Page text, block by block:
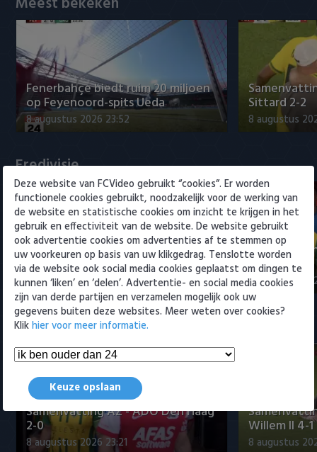
Vitesse
VVV Venlo
Willem II
Fenerbahçe biedt ruim 20 miljoen
op Feyenoord-spits Ueda
8 augustus 2026 23:52
Sittard 2-2
8 augustus
Eredivisie
Fenerbahçe biedt ruim 20 miljoen
op Feyenoord-spits Ueda
8 augustus 2026 23:52
2-0
8 augustus
Samenvattingen Eredivisie
Samenvatting AZ - ADO Den Haag
2-0
8 augustus 2026 23:21
Willem II 4-1
8 augustus
Deze website van FCVideo gebruikt “cookies”. Er worden
functionele cookies gebruikt, noodzakelijk voor de werking van
de website en statistische cookies om inzicht te krijgen in het
gebruik en effectiviteit van de website. De website gebruikt
ook advertentie cookies om advertenties af te stemmen op
uw voorkeuren op basis van uw klikgedrag. Tenslotte worden
via de website ook social media cookies geplaatst om dingen te
kunnen ‘liken’ en ‘delen’. Advertentie- en social media cookies
zijn van derde partijen en verzamelen mogelijk ook uw
gegevens buiten deze websites. Meer weten over cookies?
Klikhier voor meer informatie.
Keuze opslaan